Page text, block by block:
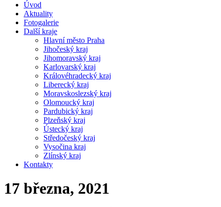
Úvod
Aktuality
Fotogalerie
Další kraje
Hlavní město Praha
Jihočeský kraj
Jihomoravský kraj
Karlovarský kraj
Královéhradecký kraj
Liberecký kraj
Moravskoslezský kraj
Olomoucký kraj
Pardubický kraj
Plzeňský kraj
Ústecký kraj
Středočeský kraj
Vysočina kraj
Zlínský kraj
Kontakty
17 března, 2021